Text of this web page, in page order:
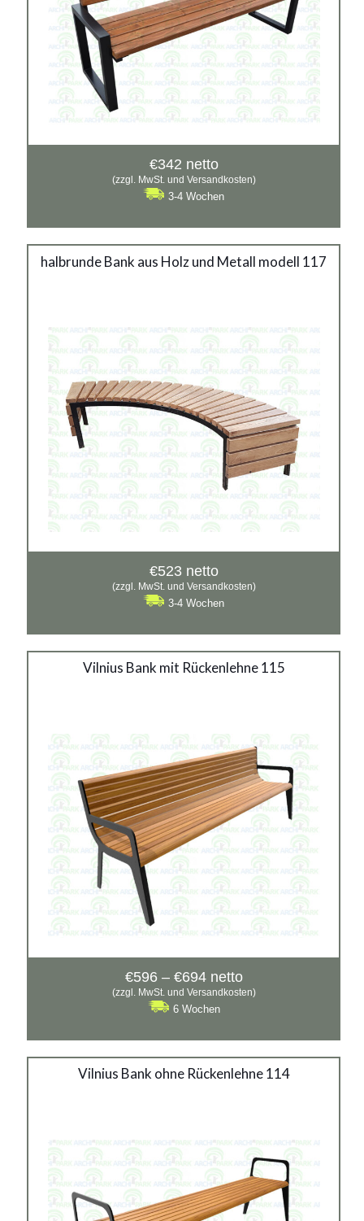
€342 netto
(zzgl. MwSt. und Versandkosten)
3-4 Wochen
halbrunde Bank aus Holz und Metall modell 117
Stadtbank modell 103
Siehe mehr
€523 netto
(zzgl. MwSt. und Versandkosten)
3-4 Wochen
Vilnius Bank mit Rückenlehne 115
€596 – €694Preisspanne:
€596
bis
netto
(zzgl. MwSt. und Versandkosten)
6 Wochen
Vilnius Bank ohne Rückenlehne 114